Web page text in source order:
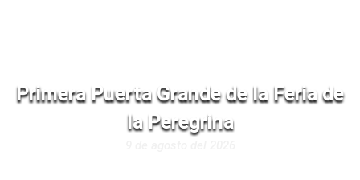
Primera Puerta Grande de la Feria de
la Peregrina